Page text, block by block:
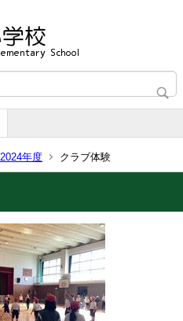
2024年度 クラブ体験